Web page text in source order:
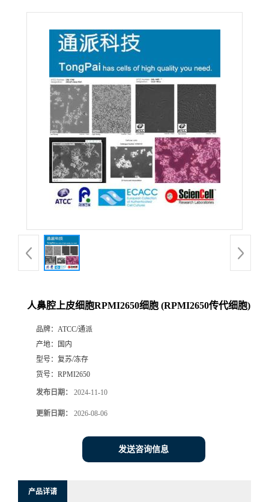
人鼻腔上皮细胞RPMI2650细胞 (RPMI2650传代细胞)
品牌： ATCC/通派
产地：
国内
型号： 复苏/冻存
货号： RPMI2650
发布日期： 2024-11-10
更新日期： 2026-08-06
发送咨询信息
产品详请